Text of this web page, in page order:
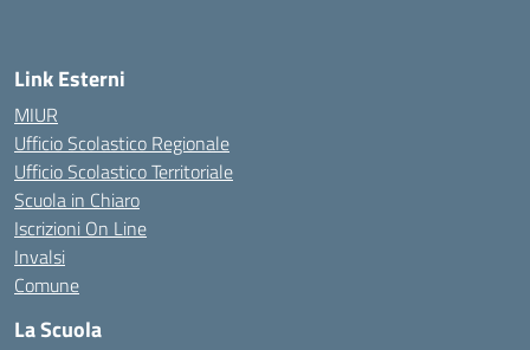
Link Esterni
MIUR
Ufficio Scolastico Regionale
Ufficio Scolastico Territoriale
Scuola in Chiaro
Iscrizioni On Line
Invalsi
Comune
La Scuola